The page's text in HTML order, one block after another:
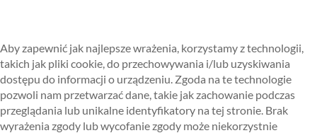
Aby zapewnić jak najlepsze wrażenia, korzystamy z technologii,
takich jak pliki cookie, do przechowywania i/lub uzyskiwania
dostępu do informacji o urządzeniu. Zgoda na te technologie
pozwoli nam przetwarzać dane, takie jak zachowanie podczas
przeglądania lub unikalne identyfikatory na tej stronie. Brak
wyrażenia zgody lub wycofanie zgody może niekorzystnie